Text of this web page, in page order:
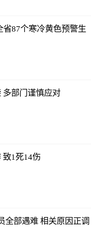
87个寒冷黄色预警生
多部门谨慎应对
致1死14伤
全部遇难 相关原因正调